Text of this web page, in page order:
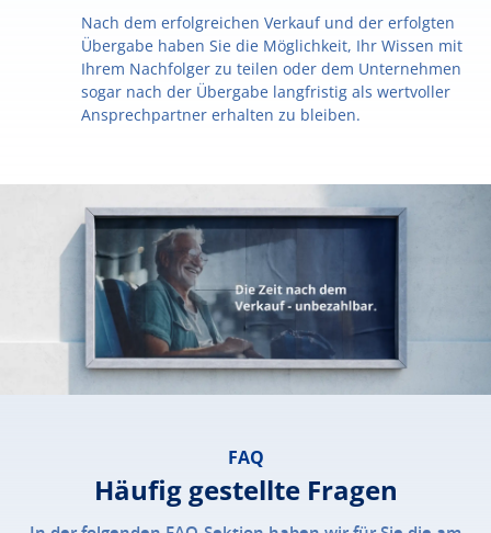
Nach dem erfolgreichen Verkauf und der erfolgten
Übergabe haben Sie die Möglichkeit, Ihr Wissen mit
Ihrem Nachfolger zu teilen oder dem Unternehmen
sogar nach der Übergabe langfristig als wertvoller
Ansprechpartner erhalten zu bleiben.
FAQ
Häufig gestellte Fragen